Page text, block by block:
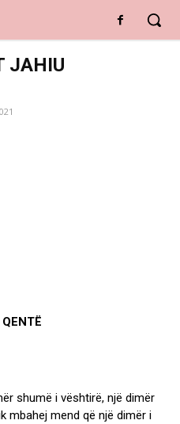
JAHIU
shumë i vështirë, një dimër
mbahej mend që një dimër i